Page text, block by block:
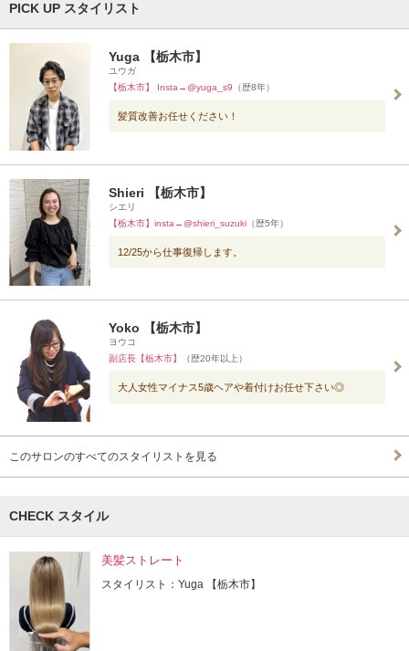
PICK UP スタイリスト
Yuga 【栃木市】
ユウガ
【栃木市】 Insta→@yuga_s9 （歴8年）
髪質改善お任せください！
Shieri 【栃木市】
シエリ
【栃木市】insta→@shieri_suzuki （歴5年）
12/25から仕事復帰します。
Yoko 【栃木市】
ヨウコ
副店長【栃木市】
（歴20年以上）
大人女性マイナス5歳ヘアや着付けお任せ下さい◎
このサロンのすべてのスタイリストを見る
CHECK スタイル
美髪ストレート
スタイリスト：Yuga 【栃木市】